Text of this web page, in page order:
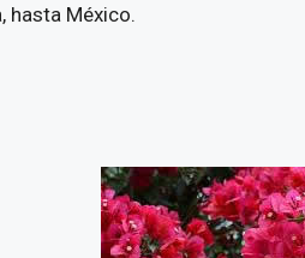
hasta México.